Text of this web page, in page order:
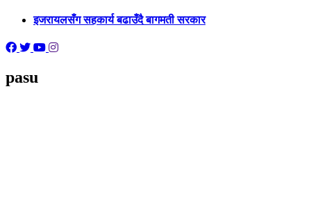
इजरायलसँग सहकार्य बढाउँदै बागमती सरकार
pasu